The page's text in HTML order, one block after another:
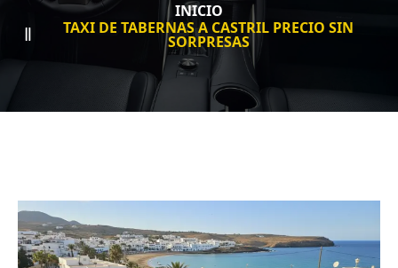
INICIO
TAXI DE TABERNAS A CASTRIL PRECIO SIN
SORPRESAS